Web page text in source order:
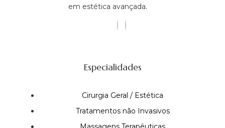
em estética avançada.
Especialidades
Cirurgia Geral / Estética
Tratamentos não Invasivos